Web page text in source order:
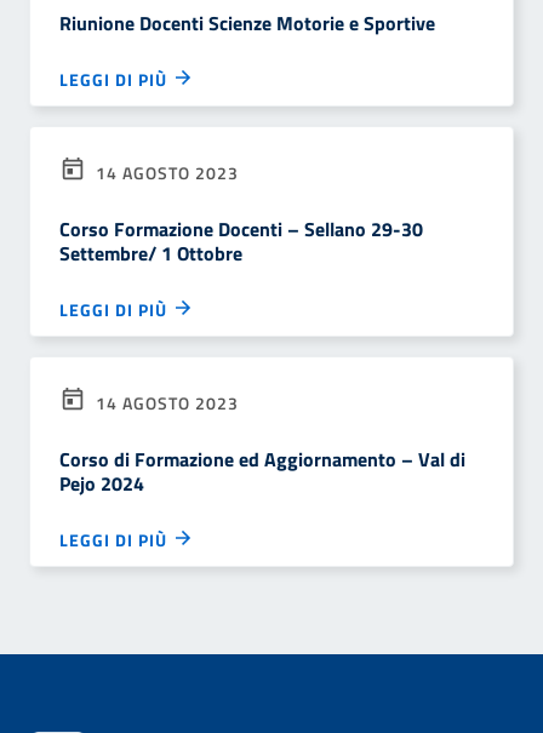
Riunione Docenti Scienze Motorie e Sportive
LEGGI DI PIÙ
14 AGOSTO 2023
Corso Formazione Docenti – Sellano 29-30
Settembre/ 1 Ottobre
LEGGI DI PIÙ
14 AGOSTO 2023
Corso di Formazione ed Aggiornamento – Val di
Pejo 2024
LEGGI DI PIÙ